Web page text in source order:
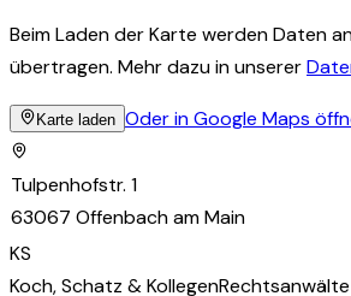
Beim Laden der Karte werden Daten
übertragen. Mehr dazu in unserer
Karte laden Oder in Google Maps
Tulpenhofstr. 1
63067 Offenbach am Main
KS
Koch, Schatz & KollegenRechtsanwälte